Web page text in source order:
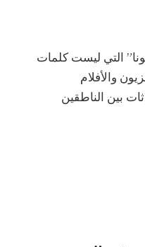
التي ليست كلمات
والأفلام
بين الناطقين